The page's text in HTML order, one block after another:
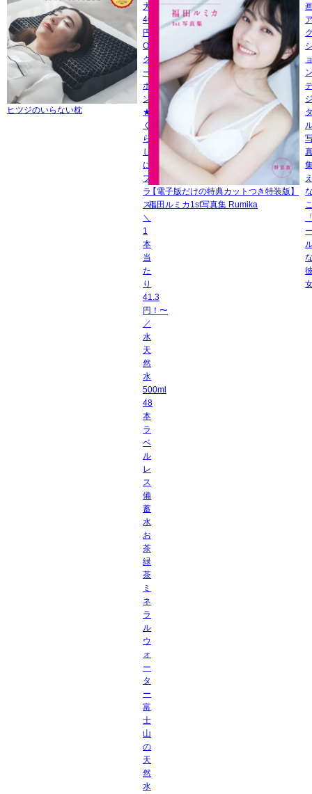
ヒツジのいらない枕
大
400
円
OFF
ク
ー
ポ
ン
★
く
ら
し
に
プ
ラ
ス]
＼
1
本
当
た
り
41.3
円！〜
／
水
天
然
水
500ml
48
本
ラ
ベ
ル
レ
ス
備
蓄
水
お
茶
緑
茶
ミ
ネ
ラ
ル
ウ
ォ
ー
タ
ー
富
士
山
の
天
然
水
【電子版だけの特典カットつき特装版】
福田ルミカ1st写真集 Rumika